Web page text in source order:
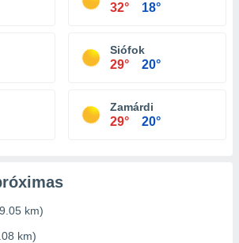
32° 18°
Siófok
29° 20°
Zamárdi
29° 20°
km)
km)